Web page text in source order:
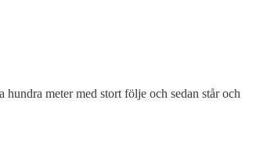
meter med stort följe och sedan står och